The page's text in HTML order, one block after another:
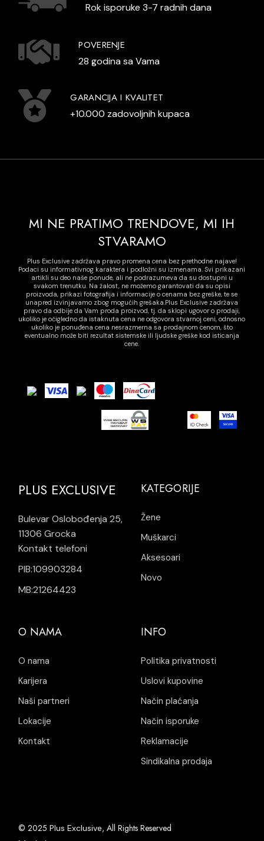
Rok isporuke 3-7 radnih dana
POVERENJE
28 godina sa Vama
GARANCIJA I KVALITET
+10.000 zadovoljnih kupaca
MI NE PRATIMO TRENDOVE, MI IH
STVARAMO
Plus Exclusive zadržava pravo promena cena bez prethodne najave!
Podaci su informativnog karaktera i podložni su izmenama. Svi prikazani
artikli su deo naše ponude, ali ne podrazumeva da su dostupni u
svakom trenutku. Na žalost, ne možemo garantovati da su opisi
proizvoda, prikazi fotografija i informacije o cenama bez greške, te se
unapred izvinjavamo zbog mogućih grešaka.Plus Exclusive zadržava
pravo da odbije da Vam proda proizvod, tj. da sklopi ugovor o prodaji,
ukoliko je očigledno da istaknuta cena ne odgovora stvarnoj ceni, odnosno
ukoliko je ponuđena cena nesrazmerna sa prodajnom cenom, što
eventualno može biti rezultat sistemske ili ljudske greške kod isticanja
cene.
PLUS EXCLUSIVE
Bulevar Oslobođenja 25,
11306 Grocka
Kontakt telefoni
PIB:109903284
MB:21264423
KATEGORIJE
Žene
Muškarci
Aksesoari
Novo
O NAMA
O nama
Karijera
Naši partneri
Lokacije
Kontakt
INFO
Politika privatnosti
Uslovi kupovine
Način plaćanja
Način isporuke
Reklamacije
Sindikalna prodaja
© 2025Plus Exclusive, All Rights Reserved